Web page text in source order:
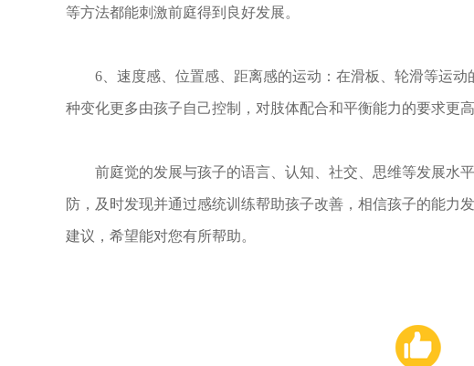
等方法都能刺激前庭得到良好发展。
6、速度感、位置感、距离感的运动：在滑板、轮滑等运动
种变化更多由孩子自己控制，对肢体配合和平衡能力的要求更
前庭觉的发展与孩子的语言、认知、社交、思维等发展水
防，及时发现并通过感统训练帮助孩子改善，相信孩子的能力
建议，希望能对您有所帮助。